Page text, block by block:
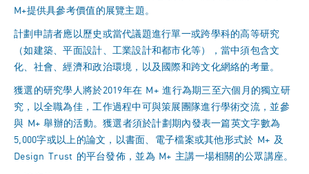
M+提供具參考價值的展覽主題。
計劃申請者應以歷史或當代議題進行單一或跨學科的高等研究
（如建築、平面設計、工業設計和都市化等），當中須包含文
化、社會、經濟和政治環境，以及國際和跨文化網絡的考量。
獲選的研究學人將於2019年在 M+ 進行為期三至六個月的獨立研
究，以全職為佳，工作過程中可與策展團隊進行學術交流，並參
與 M+ 舉辦的活動。獲選者須於計劃期內發表一篇英文字數為
5,000字或以上的論文，以書面、電子檔案或其他形式於 M+ 及
Design Trust 的平台發佈，並為 M+ 主講一場相關的公眾講座。